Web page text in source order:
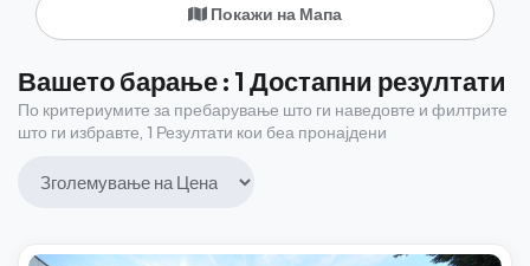
Покажи на Мапа
Вашето барање : 1 Достапни резултати
По критериумите за пребарување што ги наведовте и филтрите
што ги избравте, 1 Резултати кои беа пронајдени